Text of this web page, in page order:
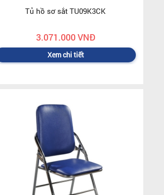
Tủ hồ sơ sắt TU09K3CK
3.071.000 VNĐ
Xem chi tiết